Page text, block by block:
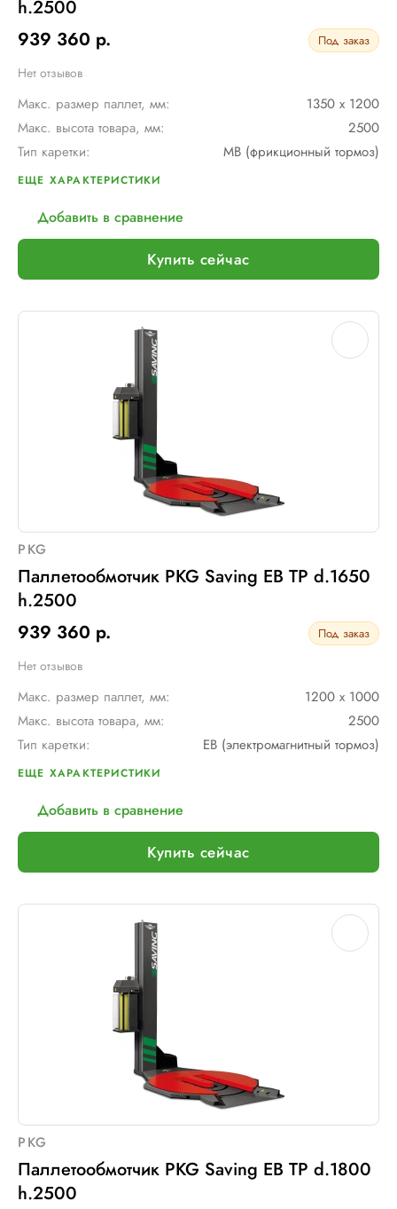
h.2500
939 360 р.
Под заказ
Нет отзывов
Макс. размер паллет, мм:
1350 х 1200
Макс. высота товара, мм:
2500
Тип каретки:
MB (фрикционный тормоз)
Диам. поворотного стола, мм:
Тип питания:
Макс. вес рулона с пленкой, кг:
16
Шир. рулона с пленкой, мм:
500
Электрическое подключение:
220В, 50Гц, 1Фаза
ЕЩЕ ХАРАКТЕРИСТИКИ
Добавить в сравнение
Купить сейчас
PKG
Паллетообмотчик PKG Saving EB TP d.1650
h.2500
939 360 р.
Под заказ
Нет отзывов
Макс. размер паллет, мм:
1200 х 1000
Макс. высота товара, мм:
2500
Тип каретки:
EB (электромагнитный тормоз)
Диам. поворотного стола, мм:
Тип питания:
Макс. вес рулона с пленкой, кг:
16
Шир. рулона с пленкой, мм:
500
Электрическое подключение:
220В, 50Гц, 1Фаза
ЕЩЕ ХАРАКТЕРИСТИКИ
Добавить в сравнение
Купить сейчас
PKG
Паллетообмотчик PKG Saving EB TP d.1800
h.2500